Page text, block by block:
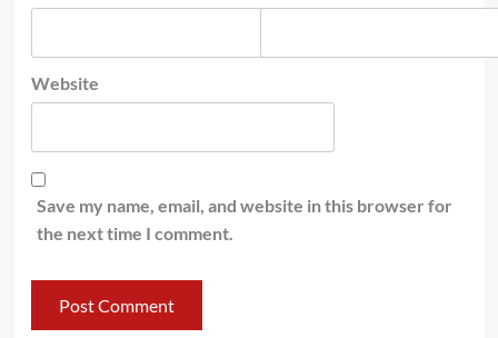
Website
Save my name, email, and website in this browser for
the next time I comment.